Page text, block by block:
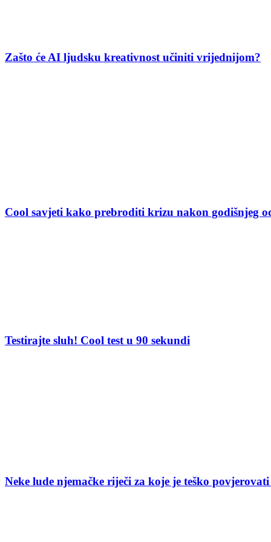
Zašto će AI ljudsku kreativnost učiniti vrijednijom?
Cool savjeti kako prebroditi krizu nakon godišnjeg
Testirajte sluh! Cool test u 90 sekundi
Neke lude njemačke riječi za koje je teško